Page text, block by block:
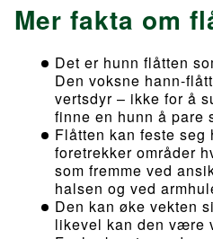
Mer fakta om
Det er hunn flåtten
Den voksne hann-
vertsdyr – ikke for å
finne en hunn å pare
Flåtten kan feste seg
foretrekker områder
som fremme ved
halsen og ved
Den kan øke vekten
likevel kan den være